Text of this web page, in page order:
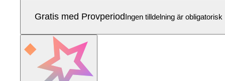
Gratis med ProvperiodIngen tilldelning är obligatorisk